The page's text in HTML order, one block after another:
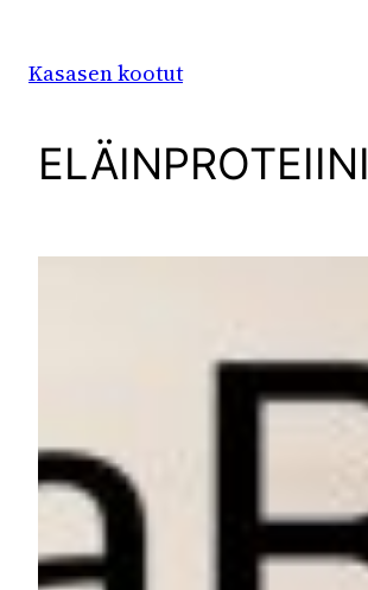
Kasasen kootut
ELÄINPROTEIINI